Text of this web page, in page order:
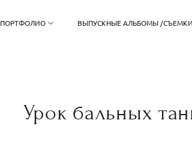
ПОРТФОЛИО ВЫПУСКНЫЕ АЛЬБОМЫ /
Урок бальных